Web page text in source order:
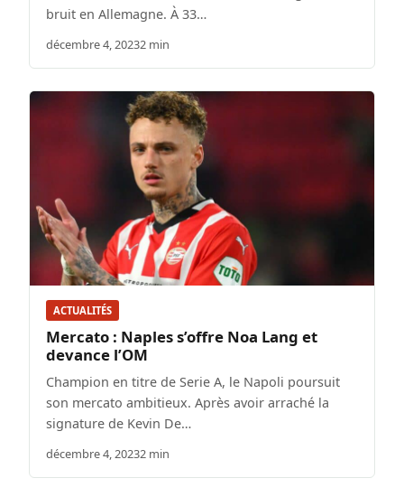
bruit en Allemagne. À 33…
décembre 4, 20232 min
ACTUALITÉS
Mercato : Naples s’offre Noa Lang et
devance l’OM
Champion en titre de Serie A, le Napoli poursuit
son mercato ambitieux. Après avoir arraché la
signature de Kevin De…
décembre 4, 20232 min